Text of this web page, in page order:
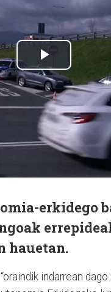
erkidego
hauetan.
indarrean